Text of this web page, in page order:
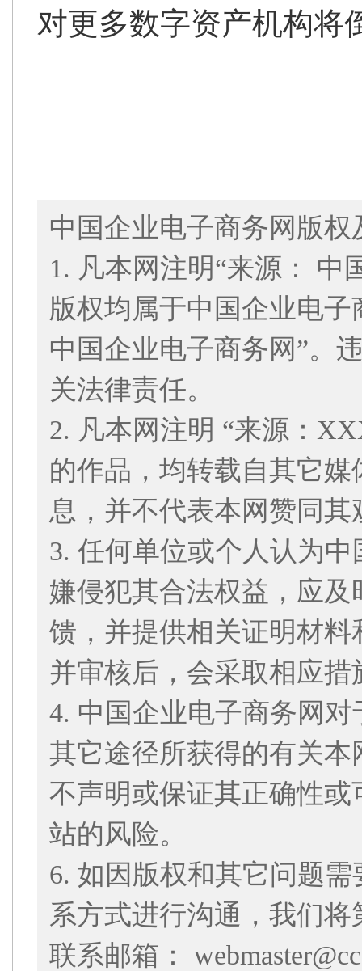
对更多数字资产机构将
中国企业电子商务网版权
1. 凡本网注明“来源： 中
版权均属于中国企业电
中国企业电子商务网”。
关法律责任。
2. 凡本网注明 “来源：
的作品，均转载自其它
息，并不代表本网赞同
3. 任何单位或个人认为
嫌侵犯其合法权益，应
馈，并提供相关证明材
并审核后，会采取相应措
4. 中国企业电子商务网
其它途径所获得的有关
不声明或保证其正确性
站的风险。
6. 如因版权和其它问题
系方式进行沟通，我们
联系邮箱：